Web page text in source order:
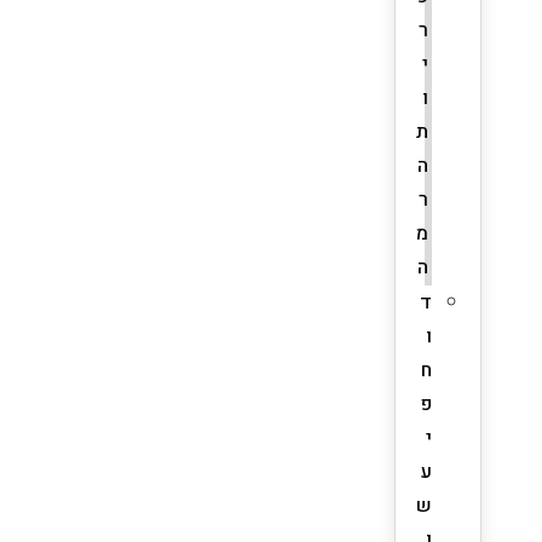
ר
י
ו
ת
ה
ר
מ
ה
ד
ו
ח
פ
י
ע
ש